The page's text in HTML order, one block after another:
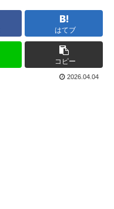
はてブ
コピー
2026.04.04